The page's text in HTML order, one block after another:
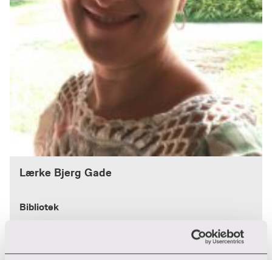
Lærke Bjerg Gade
Bibliotek
Hedeager 2